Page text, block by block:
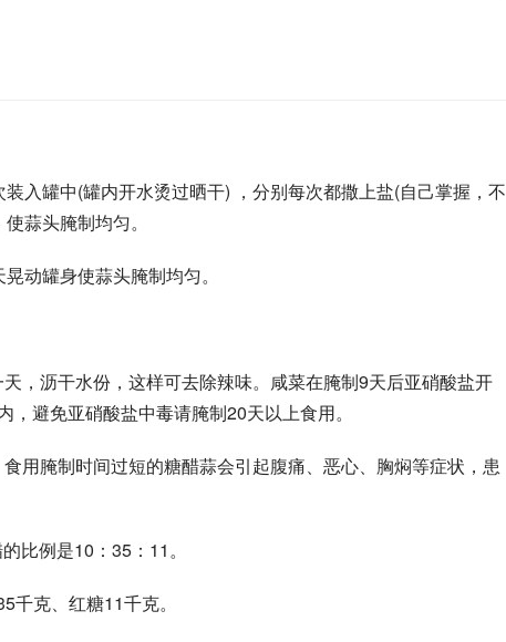
入罐中(罐内开水烫过晒干) ，分别每次都撒上盐(自己掌握，不
蒜头腌制均匀。
动罐身使蒜头腌制均匀。
，沥干水份，这样可去除辣味。咸菜在腌制9天后亚硝酸盐开
避免亚硝酸盐中毒请腌制20天以上食用。
用腌制时间过短的糖醋蒜会引起腹痛、恶心、胸焖等症状，患
比例是10：35：11。
克、红糖11千克。